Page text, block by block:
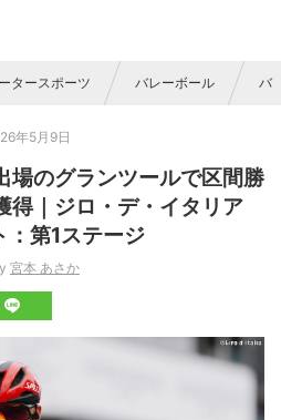
タースポーツ バレーボール バ
年5月9日
場のグランツールで区間勝
得｜ジロ・デ・イタリア
第1ステージ
宮本 あさか